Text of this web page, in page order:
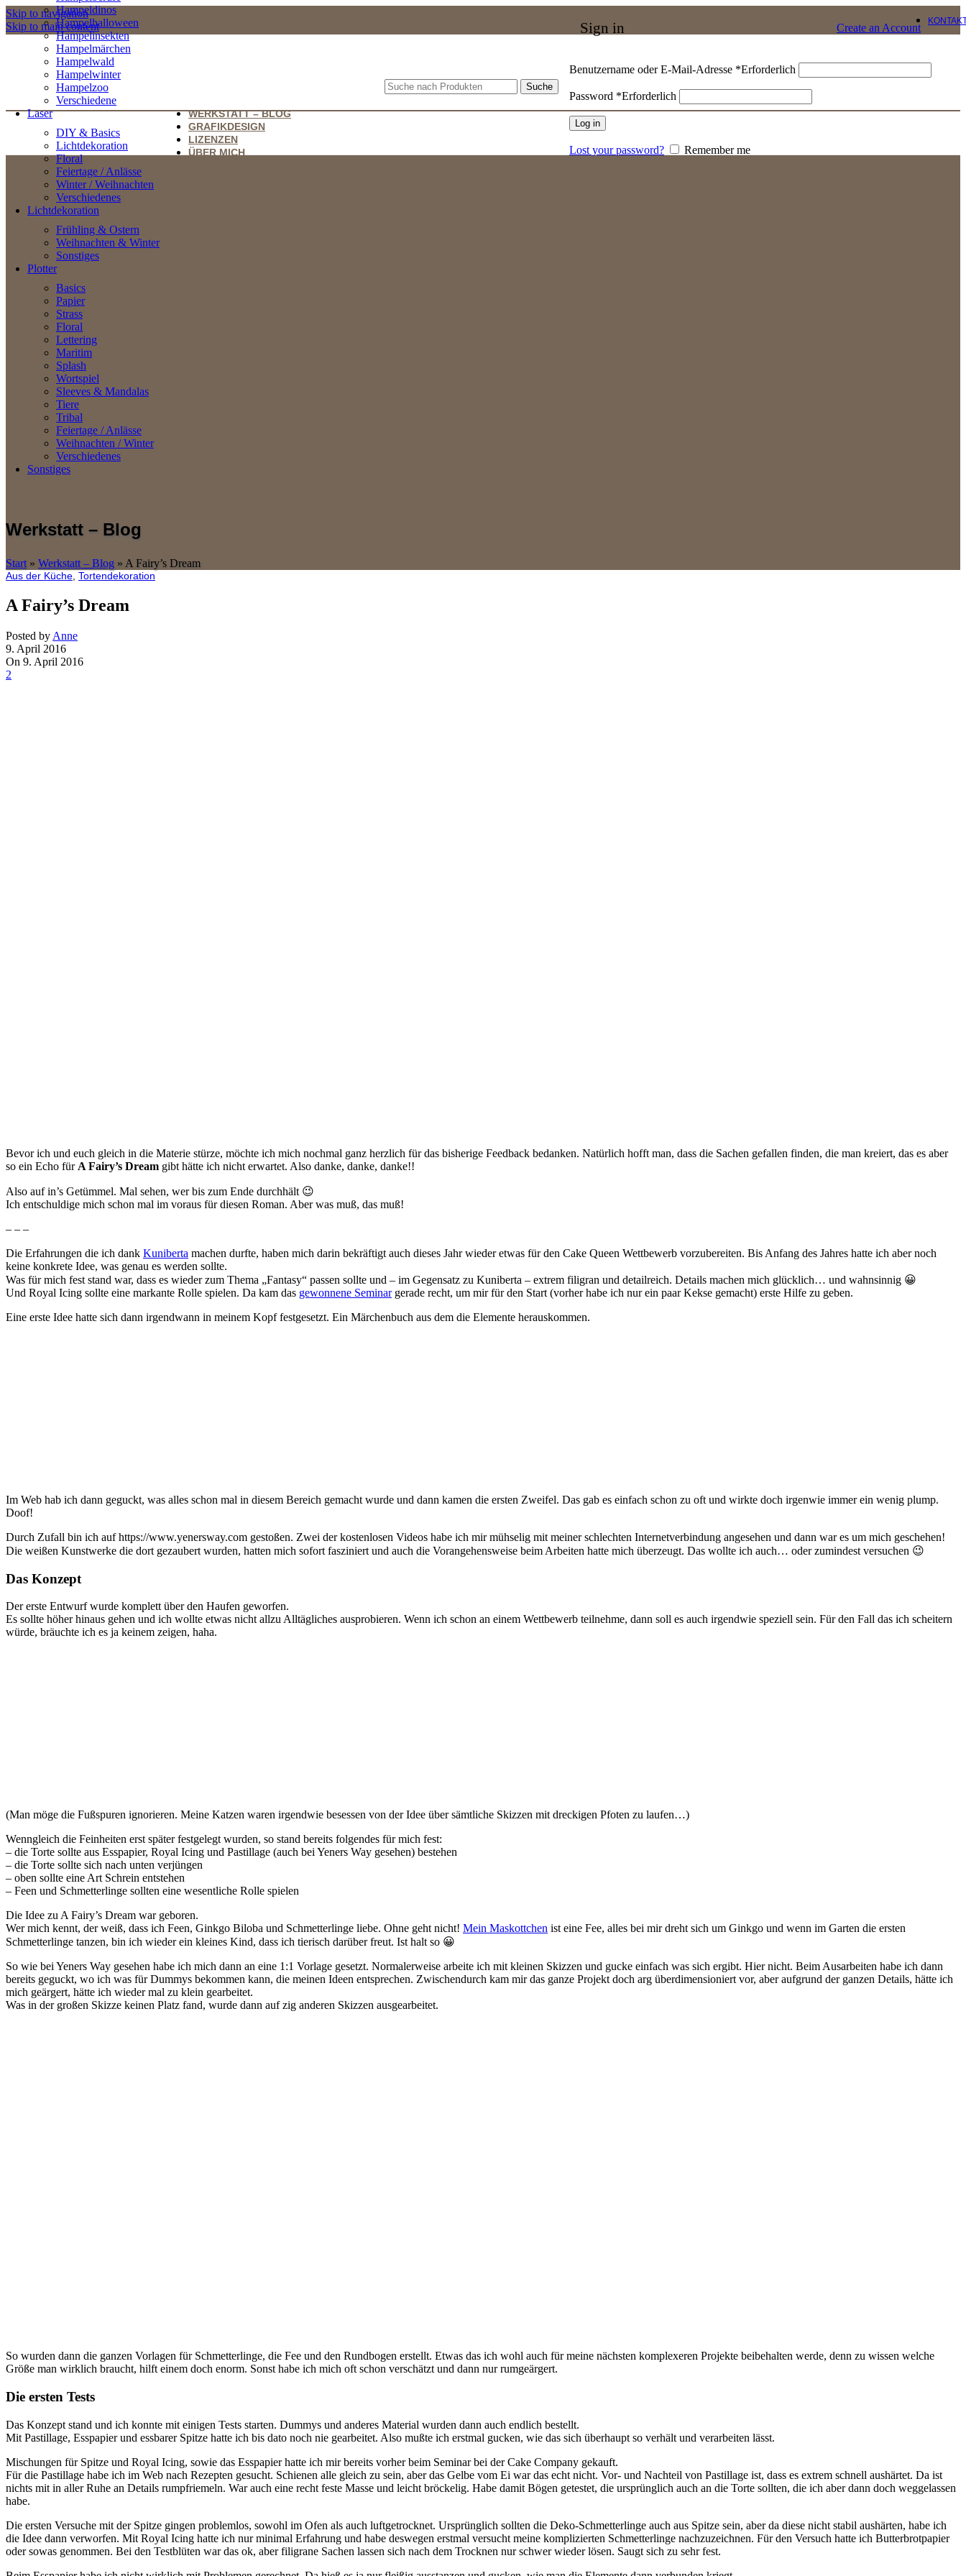
Skip to navigation
Skip to main content
Suche
Sign in Create an Account
Benutzername oder E-Mail-Adresse *Erforderlich
Password *Erforderlich
Log in
Lost your password? Remember me
Hampeldinos
Hampelhalloween
Hampelinsekten
Hampelmärchen
Hampelwald
Hampelwinter
Hampelzoo
Verschiedene
Laser
DIY & Basics
Lichtdekoration
Floral
Feiertage / Anlässe
Winter / Weihnachten
Verschiedenes
Lichtdekoration
Frühling & Ostern
Weihnachten & Winter
Sonstiges
Plotter
Basics
Papier
Strass
Floral
Lettering
Maritim
Splash
Wortspiel
Sleeves & Mandalas
Tiere
Tribal
Feiertage / Anlässe
Weihnachten / Winter
Verschiedenes
Sonstiges
WERKSTATT – BLOG
GRAFIKDESIGN
LIZENZEN
ÜBER MICH
Werkstatt – Blog
Start » Werkstatt – Blog » A Fairy’s Dream
Aus der Küche Tortendekoration
A Fairy’s Dream
Posted by Anne
9. April 2016
On 9. April 2016
2
Bevor ich und euch gleich in die Materie stürze, möchte ich mich nochmal ganz herzlich für das bisherige Feedback bedanken. Natürlich hofft man, dass die Sachen gefallen finden, die man kreiert, das es aber
so ein Echo für A Fairy’s Dream gibt hätte ich nicht erwartet. Also danke, danke, danke!!
Also auf in’s Getümmel. Mal sehen, wer bis zum Ende durchhält 😉
Ich entschuldige mich schon mal im voraus für diesen Roman. Aber was muß, das muß!
– – –
Die Erfahrungen die ich dank Kuniberta machen durfte, haben mich darin bekräftigt auch dieses Jahr wieder etwas für den Cake Queen Wettbewerb vorzubereiten. Bis Anfang des Jahres hatte ich aber noch
keine konkrete Idee, was genau es werden sollte.
Was für mich fest stand war, dass es wieder zum Thema „Fantasy“ passen sollte und – im Gegensatz zu Kuniberta – extrem filigran und detailreich. Details machen mich glücklich… und wahnsinnig 😀
Und Royal Icing sollte eine markante Rolle spielen. Da kam das gewonnene Seminargerade recht, um mir für den Start (vorher habe ich nur ein paar Kekse gemacht) erste Hilfe zu geben.
Eine erste Idee hatte sich dann irgendwann in meinem Kopf festgesetzt. Ein Märchenbuch aus dem die Elemente herauskommen.
Im Web hab ich dann geguckt, was alles schon mal in diesem Bereich gemacht wurde und dann kamen die ersten Zweifel. Das gab es einfach schon zu oft und wirkte doch irgenwie immer ein wenig plump.
Doof!
Durch Zufall bin ich auf https://www.yenersway.com gestoßen. Zwei der kostenlosen Videos habe ich mir mühselig mit meiner schlechten Internetverbindung angesehen und dann war es um mich geschehen!
Die weißen Kunstwerke die dort gezaubert wurden, hatten mich sofort fasziniert und auch die Vorangehensweise beim Arbeiten hatte mich überzeugt. Das wollte ich auch… oder zumindest versuchen 😉
Das Konzept
Der erste Entwurf wurde komplett über den Haufen geworfen.
Es sollte höher hinaus gehen und ich wollte etwas nicht allzu Alltägliches ausprobieren. Wenn ich schon an einem Wettbewerb teilnehme, dann soll es auch irgendwie speziell sein. Für den Fall das ich scheitern
würde, bräuchte ich es ja keinem zeigen, haha.
(Man möge die Fußspuren ignorieren. Meine Katzen waren irgendwie besessen von der Idee über sämtliche Skizzen mit dreckigen Pfoten zu laufen…)
Wenngleich die Feinheiten erst später festgelegt wurden, so stand bereits folgendes für mich fest:
– die Torte sollte aus Esspapier, Royal Icing und Pastillage (auch bei Yeners Way gesehen) bestehen
– die Torte sollte sich nach unten verjüngen
– oben sollte eine Art Schrein entstehen
– Feen und Schmetterlinge sollten eine wesentliche Rolle spielen
Die Idee zu A Fairy’s Dream war geboren.
Wer mich kennt, der weiß, dass ich Feen, Ginkgo Biloba und Schmetterlinge liebe. Ohne geht nicht! Mein Maskottchen ist eine Fee, alles bei mir dreht sich um Ginkgo und wenn im Garten die ersten
Schmetterlinge tanzen, bin ich wieder ein kleines Kind, dass ich tierisch darüber freut. Ist halt so 😀
So wie bei Yeners Way gesehen habe ich mich dann an eine 1:1 Vorlage gesetzt. Normalerweise arbeite ich mit kleinen Skizzen und gucke einfach was sich ergibt. Hier nicht. Beim Ausarbeiten habe ich dann
bereits geguckt, wo ich was für Dummys bekommen kann, die meinen Ideen entsprechen. Zwischendurch kam mir das ganze Projekt doch arg überdimensioniert vor, aber aufgrund der ganzen Details, hätte ich
mich geärgert, hätte ich wieder mal zu klein gearbeitet.
Was in der großen Skizze keinen Platz fand, wurde dann auf zig anderen Skizzen ausgearbeitet.
So wurden dann die ganzen Vorlagen für Schmetterlinge, die Fee und den Rundbogen erstellt. Etwas das ich wohl auch für meine nächsten komplexeren Projekte beibehalten werde, denn zu wissen welche
Größe man wirklich braucht, hilft einem doch enorm. Sonst habe ich mich oft schon verschätzt und dann nur rumgeärgert.
Die ersten Tests
Das Konzept stand und ich konnte mit einigen Tests starten. Dummys und anderes Material wurden dann auch endlich bestellt.
Mit Pastillage, Esspapier und essbarer Spitze hatte ich bis dato noch nie gearbeitet. Also mußte ich erstmal gucken, wie das sich überhaupt so verhält und verarbeiten lässt.
Mischungen für Spitze und Royal Icing, sowie das Esspapier hatte ich mir bereits vorher beim Seminar bei der Cake Company gekauft.
Für die Pastillage habe ich im Web nach Rezepten gesucht. Schienen alle gleich zu sein, aber das Gelbe vom Ei war das echt nicht. Vor- und Nachteil von Pastillage ist, dass es extrem schnell aushärtet. Da ist
nichts mit in aller Ruhe an Details rumpfriemeln. War auch eine recht feste Masse und leicht bröckelig. Habe damit Bögen getestet, die ursprünglich auch an die Torte sollten, die ich aber dann doch weggelassen
habe.
Die ersten Versuche mit der Spitze gingen problemlos, sowohl im Ofen als auch luftgetrocknet. Ursprünglich sollten die Deko-Schmetterlinge auch aus Spitze sein, aber da diese nicht stabil aushärten, habe ich
die Idee dann verworfen. Mit Royal Icing hatte ich nur minimal Erfahrung und habe deswegen erstmal versucht meine komplizierten Schmetterlinge nachzuzeichnen. Für den Versuch hatte ich Butterbrotpapier
oder sowas genommen. Bei den Testblüten war das ok, aber filigrane Sachen lassen sich nach dem Trocknen nur schwer wieder lösen. Saugt sich zu sehr fest.